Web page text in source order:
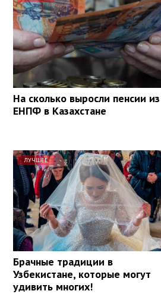
На сколько выросли пенсии из
ЕНПФ в Казахстане
ЛУЧШЕЕ
Брачные традиции в
Узбекистане, которые могут
удивить многих!